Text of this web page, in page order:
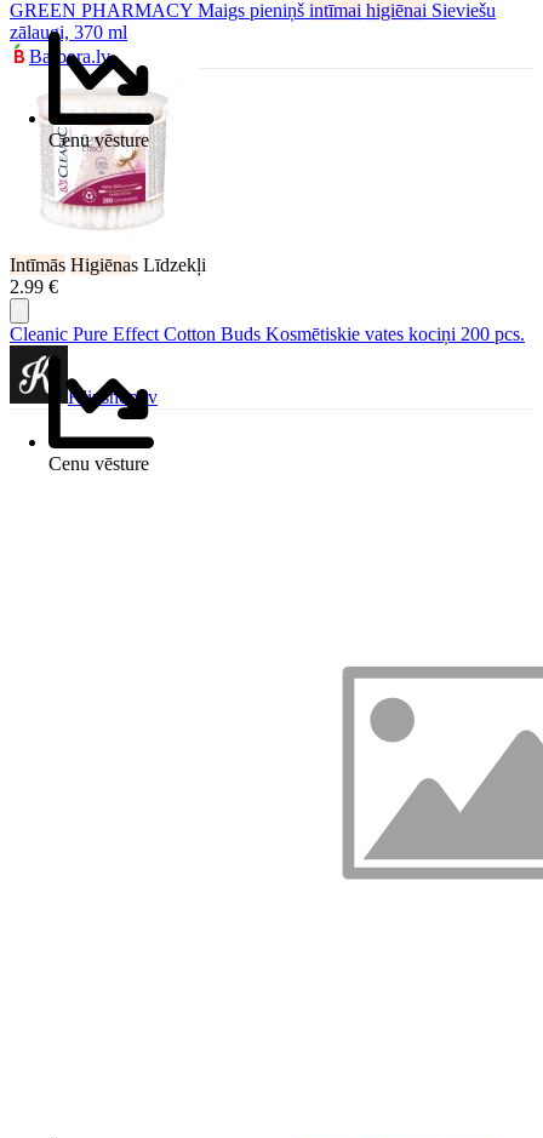
Cenu vēsture
GREEN PHARMACY Maigs pieniņš intīmai higiēnai Sieviešu
zālaugi, 370 ml
Barbora.lv
Intīmās Higiēnas Līdzekļi
2.99 €
Cenu vēsture
Cleanic Pure Effect Cotton Buds Kosmētiskie vates kociņi 200 pcs.
Klipshop.lv